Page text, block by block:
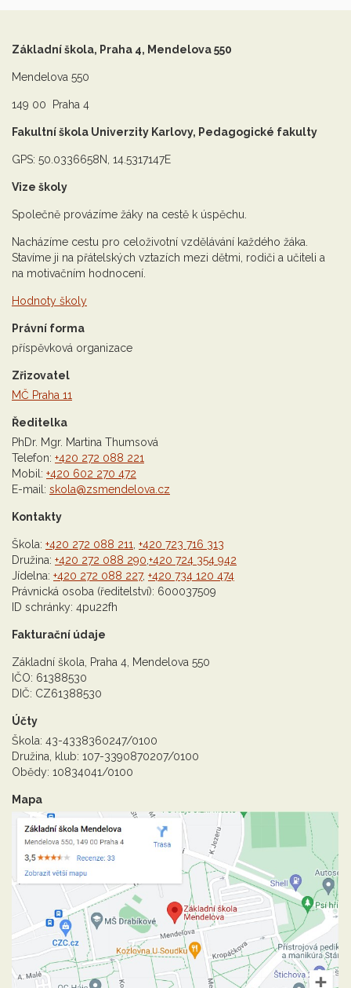
Základní škola, Praha 4, Mendelova 550
Mendelova 550
149 00 Praha 4
Fakultní škola Univerzity Karlovy, Pedagogické fakulty
GPS: 50.0336658N, 14.5317147E
Vize školy
Společně provázíme žáky na cestě k úspěchu.
Nacházíme cestu pro celoživotní vzdělávání každého žáka.
Stavíme ji na přátelských vztazích mezi dětmi, rodiči a učiteli a
na motivačním hodnocení.
Hodnoty školy
Právní forma
příspěvková organizace
Zřizovatel
MČ Praha 11
Ředitelka
PhDr. Mgr. Martina Thumsová
Telefon: +420 272 088 221
Mobil: +420 602 270 472
E-mail: skola@zsmendelova.cz
Kontakty
Škola: +420 272 088 211 +420 723 716 313
Družina: +420 272 088 290 +420 724 354 942
Jídelna: +420 272 088 227, +420 734 120 474
Právnická osoba (ředitelství): 600037509
ID schránky: 4pu22fh
Fakturační údaje
Základní škola, Praha 4, Mendelova 550
IČO: 61388530
DIČ: CZ61388530
Účty
Škola: 43-4338360247/0100
Družina, klub: 107-3390870207/0100
Obědy: 10834041/0100
Mapa